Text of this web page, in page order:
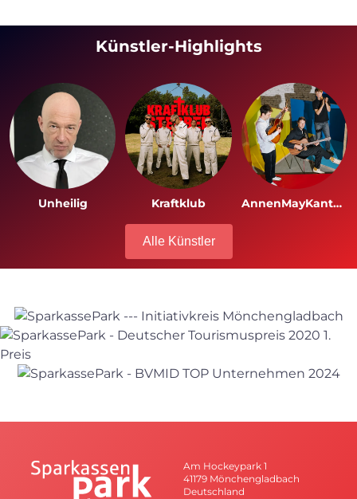
Künstler-Highlights
Unheilig Kraftklub AnnenMayKantereit
Alle Künstler
Am Hockeypark 1
41179 Mönchengladbach
Deutschland